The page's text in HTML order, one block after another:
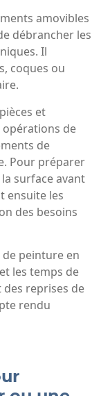
amovibles
débrancher les
Il
coques ou
et
opérations de
de
Pour préparer
surface avant
ensuite les
des besoins
de peinture en
les temps de
des reprises de
rendu